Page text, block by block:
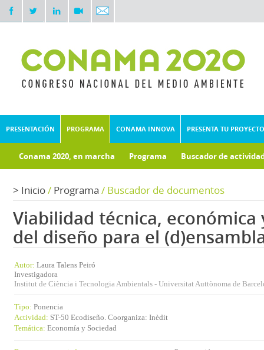
PRESENTACIÓN PROGRAMA CONAMA INNOVA PRESENTA TU PROYECTO
Conama 2020, en marcha Programa Buscador de
> Inicio/ Programa / Buscador de documentos
Viabilidad técnica,
del diseño para el
Autor: Laura Talens Peiró
Investigadora
Institut de Ciència i Tecnologia Ambientals - Universitat Auttònoma de
Tipo: Ponencia
Actividad: ST-50 Ecodiseño. Coorganiza: Inèdit
Temática: Economía y Sociedad